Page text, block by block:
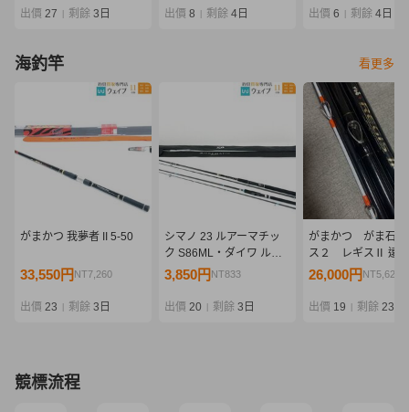
出價 27 剩餘 3日 出價 8 剩餘 4日 出價 6 剩餘 4日
海釣竿 看更多
がまかつ 我夢者 II 5-50
33,550円 NT7,260
出價 23 剩餘 3日
シマノ 23 ルアーマチッ
ク S86ML・ダイワ ルア
ーニスト 96MH 計2点 セ
3,850円 NT833
出價 20 剩餘 3日
がまかつ がま石
ス２ レギスⅡ 遠
４０ 美品
26,000円 NT5,626
出價 19 剩餘 23 時
競標流程